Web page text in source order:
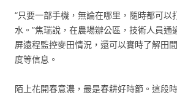
“只要一部手機，無論在哪里，隨時都可以
水。”焦瑞說，在農場辦公區，技術人員通
屏遠程監控麥田情況，還可以實時了解田
度等信息。
陌上花開春意濃，最是春耕好時節。這段